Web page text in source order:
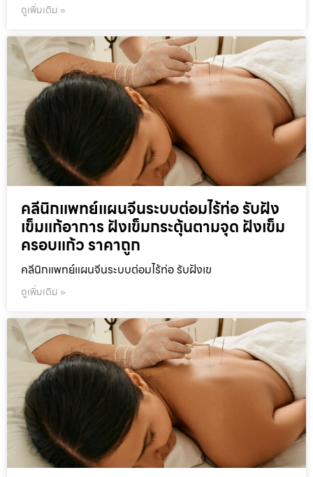
ดูเพิ่มเติม »
คลีนิกแพทย์แผนจีนระบบต่อมไร้ท่อ รับฝัง
เข็มแก้อาการ ฝังเข็มกระตุ้นตามจุด ฝังเข็ม
ครอบแก้ว ราคาถูก
คลีนิกแพทย์แผนจีนระบบต่อมไร้ท่อ รับฝังเข
ดูเพิ่มเติม »